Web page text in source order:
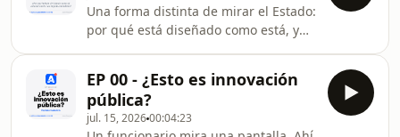
Una forma distinta de mirar el Estado:
por qué está diseñado como está, y
de decidir.Sin fórmulas, sin quejas,
sin recetas.Actualización pendiente.
Innovar lo público.Material
EP 00 - ¿Esto es innovación
pública?
jul. 15, 202600:04:23